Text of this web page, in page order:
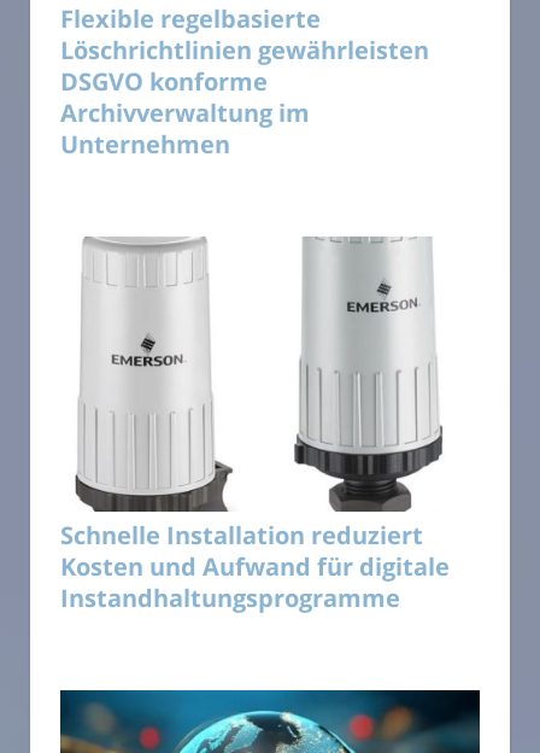
Flexible regelbasierte
Löschrichtlinien gewährleisten
DSGVO konforme
Archivverwaltung im
Unternehmen
Schnelle Installation reduziert
Kosten und Aufwand für digitale
Instandhaltungsprogramme